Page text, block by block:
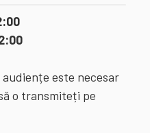
este necesar
o transmiteți pe